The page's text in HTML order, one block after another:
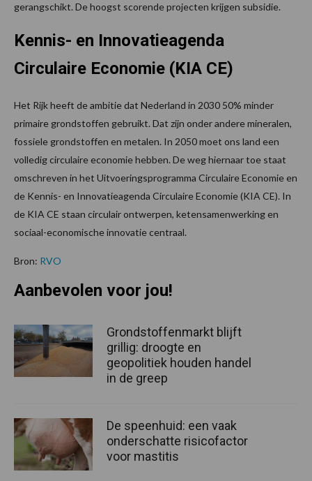
gerangschikt. De hoogst scorende projecten krijgen subsidie.
Kennis- en Innovatieagenda
Circulaire Economie (KIA CE)
Het Rijk heeft de ambitie dat Nederland in 2030 50% minder
primaire grondstoffen gebruikt. Dat zijn onder andere mineralen,
fossiele grondstoffen en metalen. In 2050 moet ons land een
volledig circulaire economie hebben. De weg hiernaar toe staat
omschreven in het Uitvoeringsprogramma Circulaire Economie en
de Kennis- en Innovatieagenda Circulaire Economie (KIA CE). In
de KIA CE staan circulair ontwerpen, ketensamenwerking en
sociaal-economische innovatie centraal.
Bron: RVO
Aanbevolen voor jou!
Grondstoffenmarkt blijft
grillig: droogte en
geopolitiek houden handel
in de greep
De speenhuid: een vaak
onderschatte risicofactor
voor mastitis